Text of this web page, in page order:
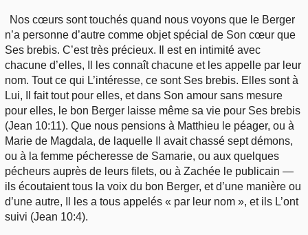
Nos cœurs sont touchés quand nous voyons que le Berger
n’a personne d’autre comme objet spécial de Son cœur que
Ses brebis. C’est très précieux. Il est en intimité avec
chacune d’elles, Il les connaît chacune et les appelle par leur
nom. Tout ce qui L’intéresse, ce sont Ses brebis. Elles sont à
Lui, Il fait tout pour elles, et dans Son amour sans mesure
pour elles, le bon Berger laisse même sa vie pour Ses brebis
(Jean 10:11). Que nous pensions à Matthieu le péager, ou à
Marie de Magdala, de laquelle Il avait chassé sept démons,
ou à la femme pécheresse de Samarie, ou aux quelques
pécheurs auprès de leurs filets, ou à Zachée le publicain —
ils écoutaient tous la voix du bon Berger, et d’une manière ou
d’une autre, Il les a tous appelés « par leur nom », et ils L’ont
suivi (Jean 10:4).